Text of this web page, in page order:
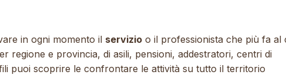
in ogni momento il servizio o il professionista che più fa al
regione e provincia, di asili, pensioni, addestratori, centri di
puoi scoprire le confrontare le attività su tutto il territorio